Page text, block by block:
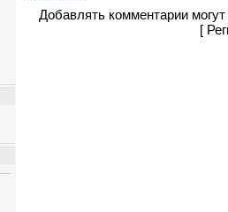
Добавлять комментарии
[